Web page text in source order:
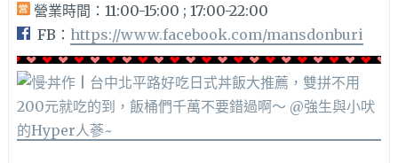
營業時間：11:00-15:00 ; 17:00-22:00
FB： https://www.facebook.com/mansdonburi